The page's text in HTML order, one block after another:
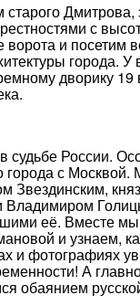
Дмитрова,
с
и посетим
города. У
дворику 19
судьбе России.
города с
Звездинским,
Владимиром
её. Вместе
и узнаем,
и фотографиях
А
обаянием